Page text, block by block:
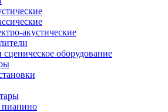
акустические
сценическое оборудование